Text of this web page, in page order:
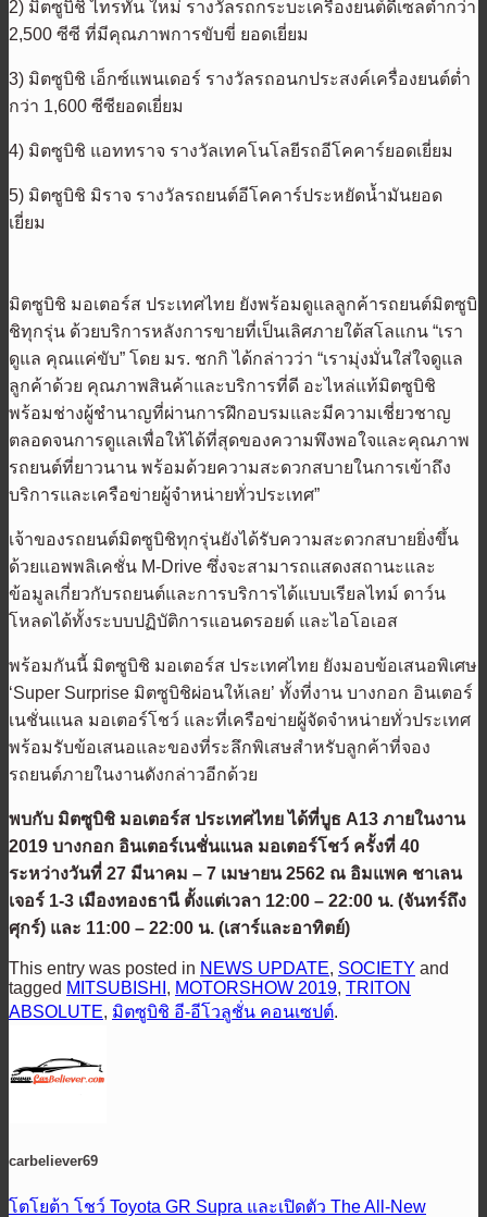
2) มิตซูบิชิ ไทรทัน ใหม่ รางวัลรถกระบะเครื่องยนต์ดีเซลต่ำกว่า
2,500 ซีซี ที่มีคุณภาพการขับขี่ ยอดเยี่ยม
3) มิตซูบิชิ เอ็กซ์แพนเดอร์ รางวัลรถอนกประสงค์เครื่องยนต์ต่ำ
กว่า 1,600 ซีซียอดเยี่ยม
4) มิตซูบิชิ แอททราจ รางวัลเทคโนโลยีรถอีโคคาร์ยอดเยี่ยม
5) มิตซูบิชิ มิราจ รางวัลรถยนต์อีโคคาร์ประหยัดน้ำมันยอด
เยี่ยม
มิตซูบิชิ มอเตอร์ส ประเทศไทย ยังพร้อมดูแลลูกค้ารถยนต์มิตซูบิ
ชิทุกรุ่น ด้วยบริการหลังการขายที่เป็นเลิศภายใต้สโลแกน “เรา
ดูแล คุณแค่ขับ” โดย มร. ชกกิ ได้กล่าวว่า “เรามุ่งมั่นใส่ใจดูแล
ลูกค้าด้วย คุณภาพสินค้าและบริการที่ดี อะไหล่แท้มิตซูบิชิ
พร้อมช่างผู้ชำนาญที่ผ่านการฝึกอบรมและมีความเชี่ยวชาญ
ตลอดจนการดูแลเพื่อให้ได้ที่สุดของความพึงพอใจและคุณภาพ
รถยนต์ที่ยาวนาน พร้อมด้วยความสะดวกสบายในการเข้าถึง
บริการและเครือข่ายผู้จำหน่ายทั่วประเทศ”
เจ้าของรถยนต์มิตซูบิชิทุกรุ่นยังได้รับความสะดวกสบายยิ่งขึ้น
ด้วยแอพพลิเคชั่น M-Drive ซึ่งจะสามารถแสดงสถานะและ
ข้อมูลเกี่ยวกับรถยนต์และการบริการได้แบบเรียลไทม์ ดาว์น
โหลดได้ทั้งระบบปฏิบัติการแอนดรอยด์ และไอโอเอส
พร้อมกันนี้ มิตซูบิชิ มอเตอร์ส ประเทศไทย ยังมอบข้อเสนอพิเศษ
‘Super Surprise มิตซูบิชิผ่อนให้เลย’ ทั้งที่งาน บางกอก อินเตอร์
เนชั่นแนล มอเตอร์โชว์ และที่เครือข่ายผู้จัดจำหน่ายทั่วประเทศ
พร้อมรับข้อเสนอและของที่ระลึกพิเสษสำหรับลูกค้าที่จอง
รถยนต์ภายในงานดังกล่าวอีกด้วย
พบกับ มิตซูบิชิ มอเตอร์ส ประเทศไทย ได้ที่บูธ A13 ภายในงาน
2019 บางกอก อินเตอร์เนชั่นแนล มอเตอร์โชว์ ครั้งที่ 40
ระหว่างวันที่ 27 มีนาคม – 7 เมษายน 2562 ณ อิมแพค ชาเลน
เจอร์ 1-3 เมืองทองธานี ตั้งแต่เวลา 12:00 – 22:00 น. (จันทร์ถึง
ศุกร์) และ 11:00 – 22:00 น. (เสาร์และอาทิตย์)
This entry was posted in NEWS UPDATE, SOCIETY and
tagged MITSUBISHI , MOTORSHOW 2019, TRITON
ABSOLUTE, มิตซูบิชิ อี-อีโวลูชั่น คอนเซปต์.
carbeliever69
โตโยต้า โชว์ Toyota GR Supra และเปิดตัว The All-New